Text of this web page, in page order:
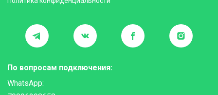
По вопросам подключения:
WhatsApp: